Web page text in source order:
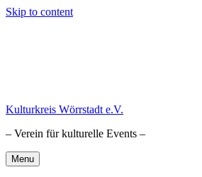
Skip to content
Kulturkreis Wörrstadt e.V.
– Verein für kulturelle Events –
Menu